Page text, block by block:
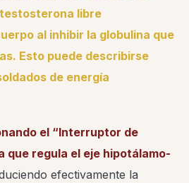
libre
al inhibir la globulina que
Esto puede describirse
de energía
el “Interruptor de
que regula el eje hipotálamo-
efectivamente la